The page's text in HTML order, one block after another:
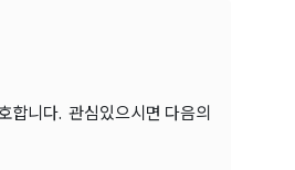
합니다. 관심있으시면 다음의